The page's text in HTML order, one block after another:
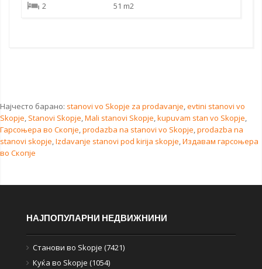
2
51 m2
Најчесто барано: stanovi vo Skopje za prodavanje,evtini stanovi vo
Skopje, Stanovi Skopje,Mali stanovi Skopje,kupuvam stan vo Skopje,
Гарсоњера во Скопје,prodazba na stanovi vo Skopje,prodazba na
stanovi skopje,Izdavanje stanovi pod kirija skopje,Издавам гарсоњера
во Скопје
НАЈПОПУЛАРНИ НЕДВИЖНИНИ
Станови во Skopje (7421)
Куќа во Skopje (1054)